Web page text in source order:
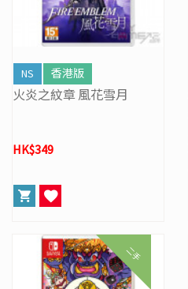
NS 香港版
火炎之紋章 風花雪月
HK$349
二手